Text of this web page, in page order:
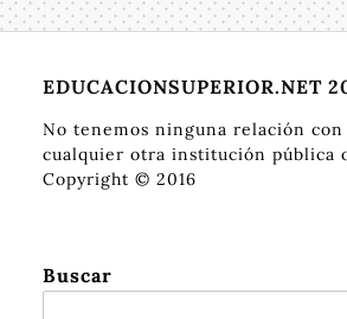
EDUCACIONSUPERIOR.NET
No tenemos ninguna relación
cualquier otra institución pública
Copyright © 2016
Buscar